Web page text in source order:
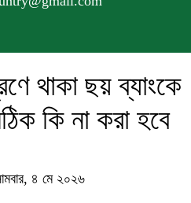
থাকা ছয় ব্যাংকে
কি না করা হবে
৪ মে ২০২৬